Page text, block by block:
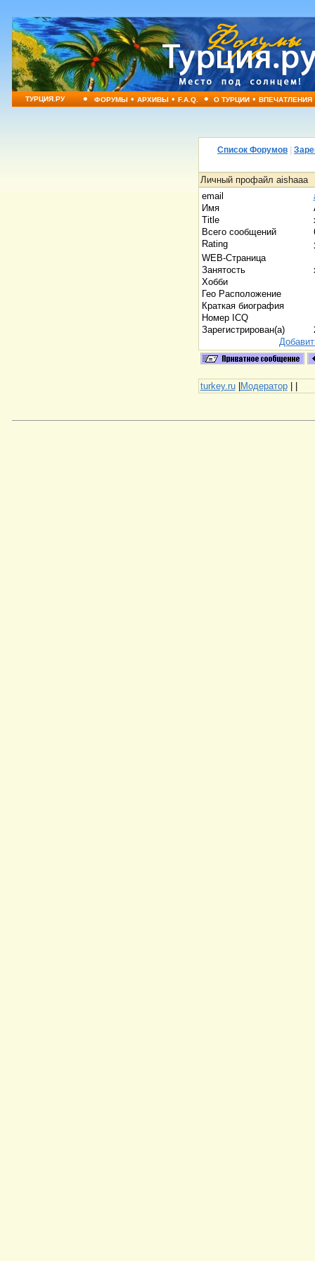
ТУРЦИЯ.РУ • ФОРУМЫ•АРХИВЫ•F.A.Q. • О ТУРЦИИ•ВПЕЧАТЛЕНИЯ
Список Форумов
Личный профайл aishaaa
email
Имя
Title
Всего сообщений
Rating
WEB-Страница
Занятость
Хобби
Гео Расположение
Краткая биография
Номер ICQ
Зарегистрирован(а)
turkey.ru|Модератор| |